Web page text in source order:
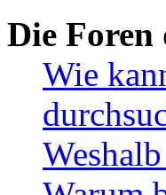
Die Foren
Wie